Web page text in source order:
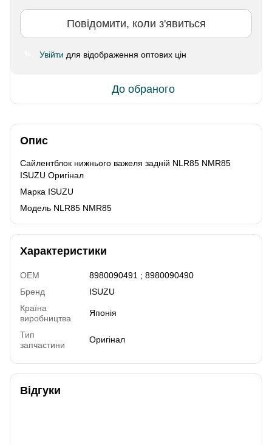
Повідомити, коли з'явиться
Увійти для відображення оптових цін
До обраного
Опис
Сайлентблок нижнього важеля задній NLR85 NMR85
ISUZU Оригінал
Марка ISUZU
Модель NLR85 NMR85
Характеристики
OEM
8980090491 ; 8980090490
Бренд
ISUZU
Країна
виробництва
Японія
Тип
запчастини
Оригінал
Відгуки